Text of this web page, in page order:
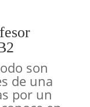
son
de una
por un